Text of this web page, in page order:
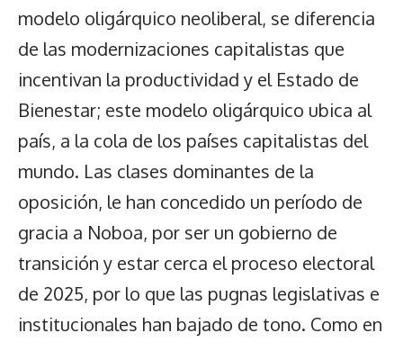
modelo oligárquico neoliberal, se diferencia
de las modernizaciones capitalistas que
incentivan la productividad y el Estado de
Bienestar; este modelo oligárquico ubica al
país, a la cola de los países capitalistas del
mundo. Las clases dominantes de la
oposición, le han concedido un período de
gracia a Noboa, por ser un gobierno de
transición y estar cerca el proceso electoral
de 2025, por lo que las pugnas legislativas e
institucionales han bajado de tono. Como en